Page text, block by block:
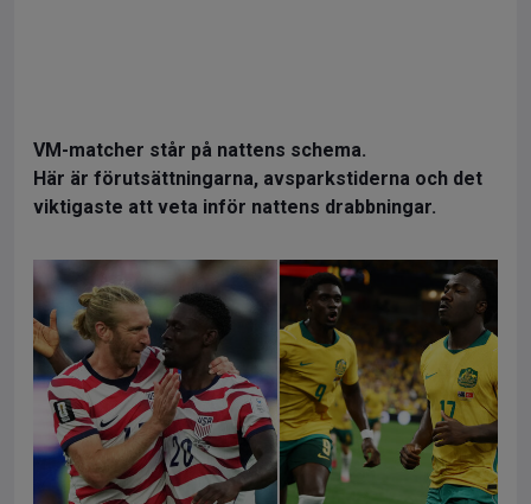
VM-matcher står på nattens schema.
Här är förutsättningarna, avsparkstiderna och det
viktigaste att veta inför nattens drabbningar.